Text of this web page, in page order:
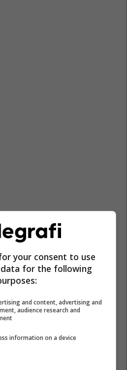
your consent to use
for the following
and content, advertising and
audience research and
information on a device